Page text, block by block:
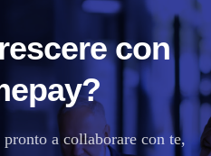
con
a collaborare con te,